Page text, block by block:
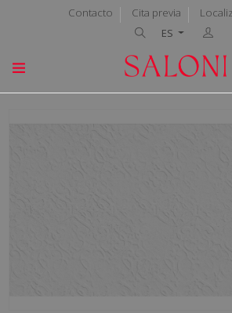
Contacto Cita previa
ES